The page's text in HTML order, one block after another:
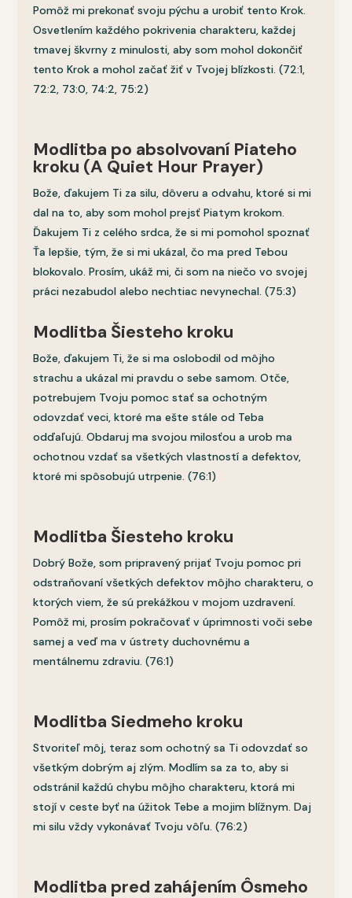
Pomôž mi prekonať svoju pýchu a urobiť tento Krok.
Osvetlením každého pokrivenia charakteru, každej
tmavej škvrny z minulosti, aby som mohol dokončiť
tento Krok a mohol začať žiť v Tvojej blízkosti. (72:1,
72:2, 73:0, 74:2, 75:2)
Modlitba po absolvovaní Piateho
kroku (A Quiet Hour Prayer)
Bože, ďakujem Ti za silu, dôveru a odvahu, ktoré si mi
dal na to, aby som mohol prejsť Piatym krokom.
Ďakujem Ti z celého srdca, že si mi pomohol spoznať
Ťa lepšie, tým, že si mi ukázal, čo ma pred Tebou
blokovalo. Prosím, ukáž mi, či som na niečo vo svojej
práci nezabudol alebo nechtiac nevynechal. (75:3)
Modlitba Šiesteho kroku
Bože, ďakujem Ti, že si ma oslobodil od môjho
strachu a ukázal mi pravdu o sebe samom. Otče,
potrebujem Tvoju pomoc stať sa ochotným
odovzdať veci, ktoré ma ešte stále od Teba
odďaľujú. Obdaruj ma svojou milosťou a urob ma
ochotnou vzdať sa všetkých vlastností a defektov,
ktoré mi spôsobujú utrpenie. (76:1)
Modlitba Šiesteho kroku
Dobrý Bože, som pripravený prijať Tvoju pomoc pri
odstraňovaní všetkých defektov môjho charakteru, o
ktorých viem, že sú prekážkou v mojom uzdravení.
Pomôž mi, prosím pokračovať v úprimnosti voči sebe
samej a veď ma v ústrety duchovnému a
mentálnemu zdraviu. (76:1)
Modlitba Siedmeho kroku
Stvoriteľ môj, teraz som ochotný sa Ti odovzdať so
všetkým dobrým aj zlým. Modlím sa za to, aby si
odstránil každú chybu môjho charakteru, ktorá mi
stojí v ceste byť na úžitok Tebe a mojim blížnym. Daj
mi silu vždy vykonávať Tvoju vôľu. (76:2)
Modlitba pred zahájením Ôsmeho